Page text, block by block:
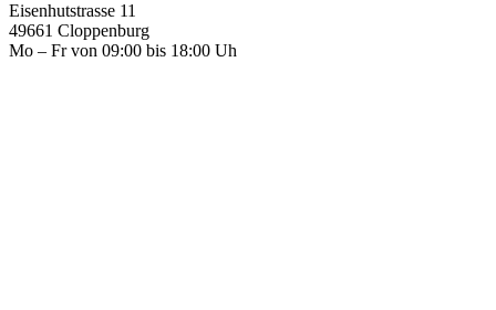
Eisenhutstrasse 11
49661 Cloppenburg
Mo – Fr von 09:00 bis 18:00 Uh